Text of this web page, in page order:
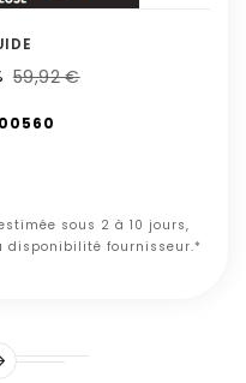
59,92 €
sous 2 à 10 jours,
disponibilité fournisseur.*